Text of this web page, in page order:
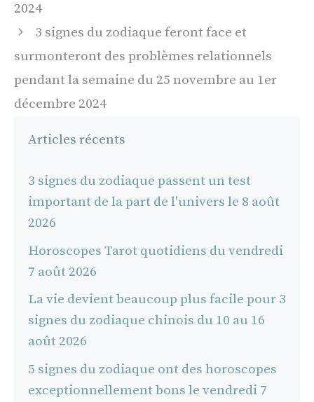
2024
3 signes du zodiaque feront face et
surmonteront des problèmes relationnels
pendant la semaine du 25 novembre au 1er
décembre 2024
Articles récents
3 signes du zodiaque passent un test
important de la part de l'univers le 8 août
2026
Horoscopes Tarot quotidiens du vendredi
7 août 2026
La vie devient beaucoup plus facile pour 3
signes du zodiaque chinois du 10 au 16
août 2026
5 signes du zodiaque ont des horoscopes
exceptionnellement bons le vendredi 7